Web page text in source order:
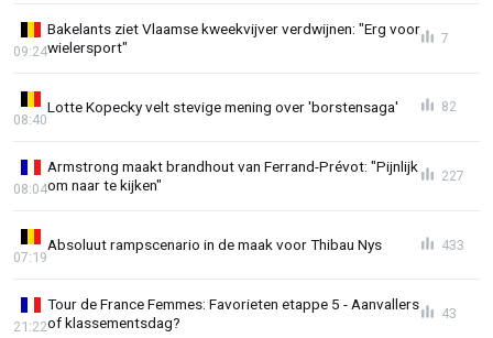
Bakelants ziet Vlaamse kweekvijver verdwijnen: "Erg voor
wielersport"
09:24
7
Lotte Kopecky velt stevige mening over 'borstensaga'
08:40
82
Armstrong maakt brandhout van Ferrand-Prévot: "Pijnlijk
om naar te kijken"
08:04
227
Absoluut rampscenario in de maak voor Thibau Nys
07:19
433
Tour de France Femmes: Favorieten etappe 5 - Aanvallers
of klassementsdag?
21:22
43